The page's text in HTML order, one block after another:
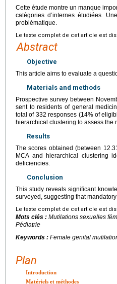
Cette étude montre un manque
catégories d’internes étudiées.
problématique.
Le texte complet de cet article est
Abstract
Objective
This article aims to evaluate a
Materials and methods
Prospective survey between
sent to residents of general
total of 332 responses (14% of
hierarchical clustering to assess the
Results
The scores obtained (between
MCA and hierarchical clustering
deficiencies.
Conclusion
This study reveals significant
surveyed, suggesting that
Le texte complet de cet article est
Mots clés : Mutilations sexuelles
Pédiatrie
Keywords : Female genital
Plan
Introduction
Matériels et méthodes